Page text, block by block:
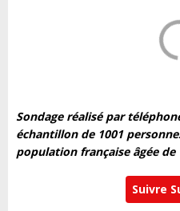
Sondage réalisé par
échantillon de 1001
population française âgée de
Suivre